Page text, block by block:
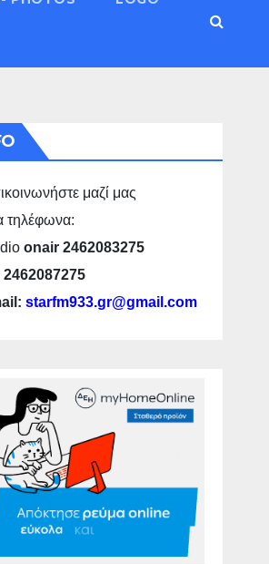
μαζί μας
τηλέφωνα:
onair 2462083275
2462087275
starfm933.gr@gmail.com